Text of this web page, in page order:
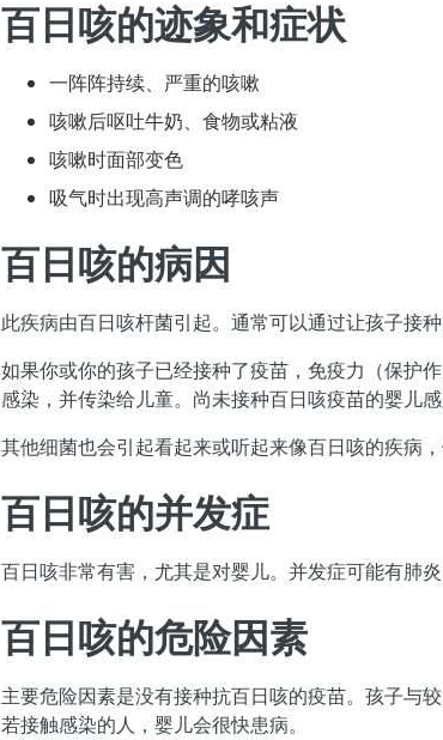
百日咳的迹象和症状
一阵阵持续、严重的咳嗽
咳嗽后呕吐牛奶、食物或粘液
咳嗽时面部变色
吸气时出现高声调的哮咳声
百日咳的病因
此疾病由百日咳杆菌引起。通常可以通过让孩子接种
如果你或你的孩子已经接种了疫苗，免疫力（保护
感染，并传染给儿童。尚未接种百日咳疫苗的婴儿感
其他细菌也会引起看起来或听起来像百日咳的疾病，
百日咳的并发症
百日咳非常有害，尤其是对婴儿。并发症可能有肺
百日咳的危险因素
主要危险因素是没有接种抗百日咳的疫苗。孩子与
若接触感染的人，婴儿会很快患病。